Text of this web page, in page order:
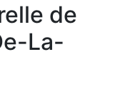
de
La-